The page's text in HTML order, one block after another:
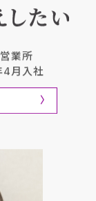
業所
4月入社